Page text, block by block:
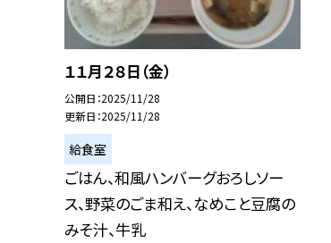
１１月２８日（金）
公開日 2025/11/28
更新日 2025/11/28
給食室
ごはん、和風ハンバーグおろしソー
ス、野菜のごま和え、なめこと豆腐の
みそ汁、牛乳